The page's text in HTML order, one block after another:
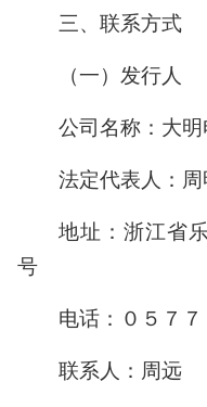
三、联系方式
（一）发行人
公司名称：大
法定代表人：周
地址：浙江省
号
电话：０５７
联系人：周远